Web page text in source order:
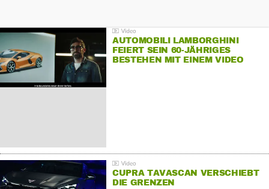
AUTOMOBILI LAMBORGHINI
FEIERT SEIN 60-JÄHRIGES
BESTEHEN MIT EINEM VIDEO
CUPRA TAVASCAN VERSCHIEBT
DIE GRENZEN